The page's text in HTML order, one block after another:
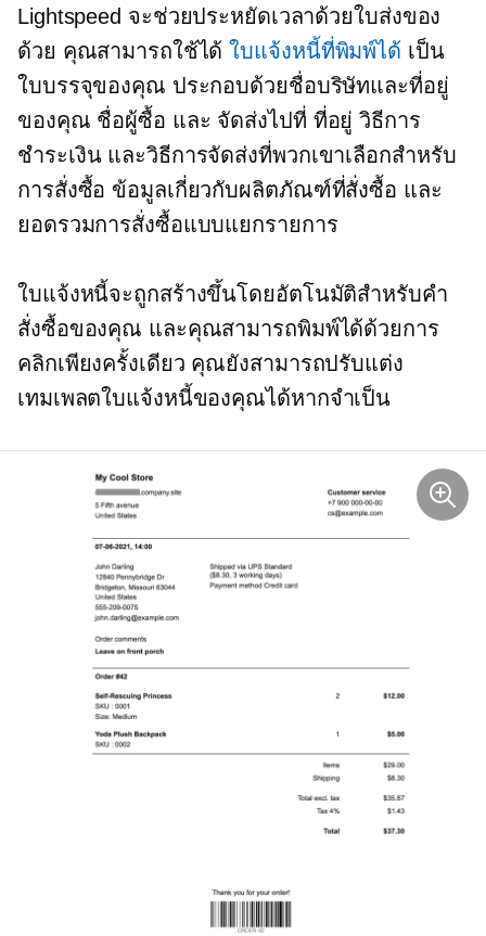
Lightspeed จะช่วยประหยัดเวลาด้วยใบส่งของ
ด้วย คุณสามารถใช้ได้ใบแจ้งหนี้ที่พิมพ์ได้ เป็น
ใบบรรจุของคุณ ประกอบด้วยชื่อบริษัทและที่อยู่
ของคุณ ชื่อผู้ซื้อ และ จัดส่งไปที่ ที่อยู่ วิธีการ
ชำระเงิน และวิธีการจัดส่งที่พวกเขาเลือกสำหรับ
การสั่งซื้อ ข้อมูลเกี่ยวกับผลิตภัณฑ์ที่สั่งซื้อ และ
ยอดรวมการสั่งซื้อแบบแยกรายการ
ใบแจ้งหนี้จะถูกสร้างขึ้นโดยอัตโนมัติสำหรับคำ
สั่งซื้อของคุณ และคุณสามารถพิมพ์ได้ด้วยการ
คลิกเพียงครั้งเดียว คุณยังสามารถปรับแต่ง
เทมเพลตใบแจ้งหนี้ของคุณได้หากจำเป็น